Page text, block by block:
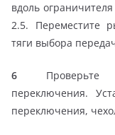
вдоль
2.5. Переместите
тяги выбора
6 Проверьте
переключения.
переключения,